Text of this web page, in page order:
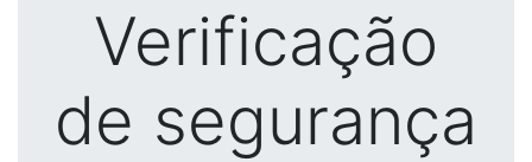
Verificação
de segurança